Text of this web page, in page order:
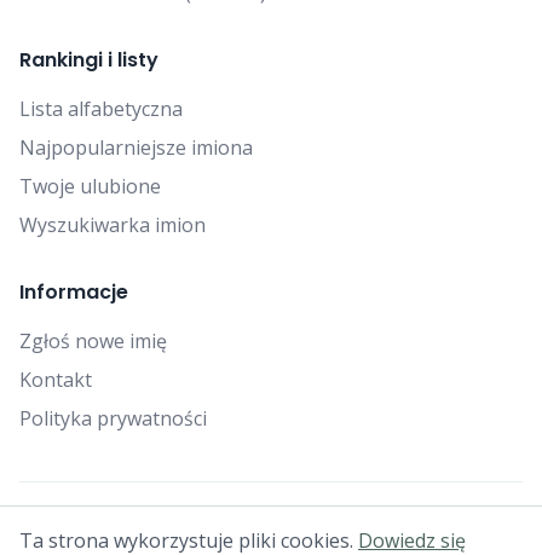
Rankingi i listy
Lista alfabetyczna
Najpopularniejsze imiona
Twoje ulubione
Wyszukiwarka imion
Informacje
Zgłoś nowe imię
Kontakt
Polityka prywatności
© 2025 Falcon Bytes. Wszelkie prawa zastrzeżone.
Ta strona wykorzystuje pliki cookies. Dowiedz się